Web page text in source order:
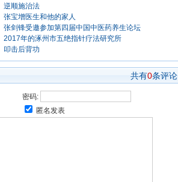
逆顺施治法
张宝增医生和他的家人
张剑锋受邀参加第四届中国中医药养生论坛
2017年的涿州市五绝指针疗法研究所
叩击后背功
共有0条评论
密码:
匿名发表